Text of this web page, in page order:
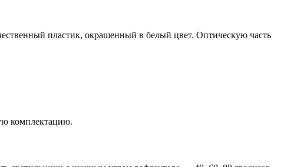
пластик, окрашенный в белый цвет. Оптическую часть
комплектацию.